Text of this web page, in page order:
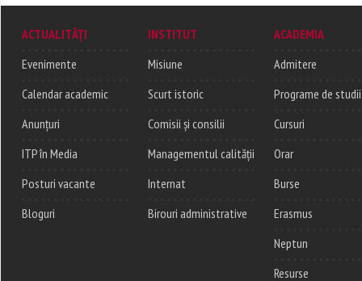
ACTUALITĂȚI
Evenimente
Calendar academic
Anunțuri
ITP în Media
Posturi vacante
Bloguri
INSTITUT
Misiune
Scurt istoric
Comisii și consilii
Managementul calității
Internat
Birouri administrative
ACADEMIA
Admitere
Programe de studii
Cursuri
Orar
Burse
Erasmus
Neptun
Resurse